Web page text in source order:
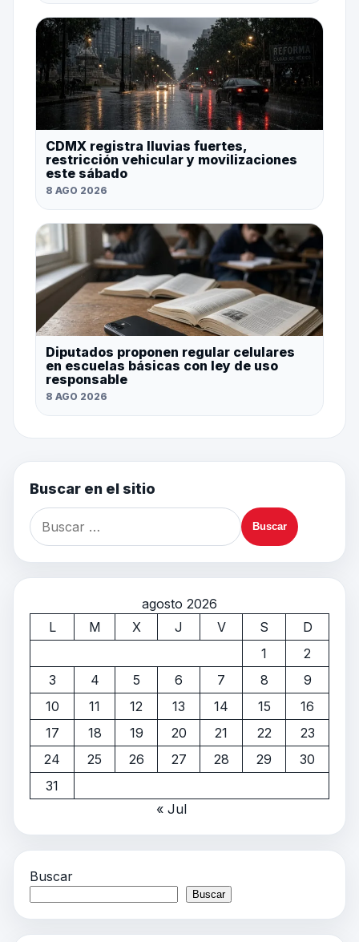
CDMX registra lluvias fuertes,
restricción vehicular y movilizaciones
este sábado
8 AGO 2026
Diputados proponen regular celulares
en escuelas básicas con ley de uso
responsable
8 AGO 2026
Buscar en el sitio
agosto 2026
L
M X J V S
D
1
2
3
4 5 6 7 8
9
10
11 12 13 14 15
16
17
18 19 20 21 22
23
24
25 26 27 28 29
30
31
« Jul
Buscar
Buscar